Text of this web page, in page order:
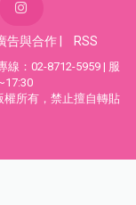
告與合作 RSS
線：02-8712-5959 | 服
所有，禁止擅自轉貼